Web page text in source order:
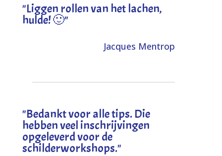
"Liggen rollen van het lachen,
hulde! 🙂"
Jacques Mentrop
"Bedankt voor alle tips. Die
hebben veel inschrijvingen
opgeleverd voor de
schilderworkshops."